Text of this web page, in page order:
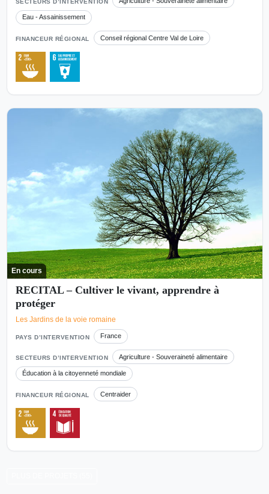
SECTEURS D’INTERVENTION
Eau - Assainissement
FINANCEUR RÉGIONAL Conseil régional Centre Val de Loire
En cours
RECITAL – Cultiver le vivant, apprendre à
protéger
Les Jardins de la voie romaine
PAYS D’INTERVENTION France
SECTEURS D’INTERVENTION Agriculture - Souveraineté alimentaire
Éducation à la citoyenneté mondiale
FINANCEUR RÉGIONAL Centraider